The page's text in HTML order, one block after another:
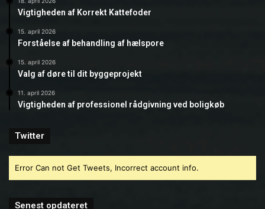
Vigtigheden af Korrekt Kattefoder
15. april 2026
Forståelse af behandling af hælspore
15. april 2026
Valg af døre til dit byggeprojekt
11. april 2026
Vigtigheden af professionel rådgivning ved boligkøb
Twitter
Error Can not Get Tweets, Incorrect account info.
Senest opdateret